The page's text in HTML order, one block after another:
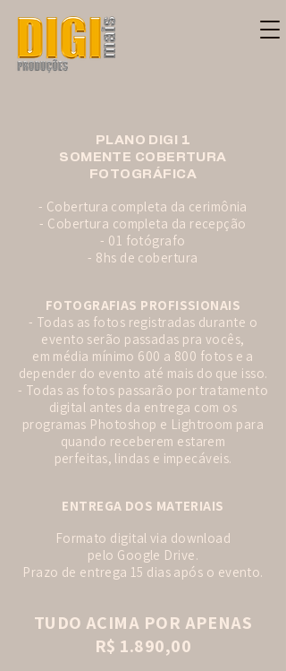
PLANO DIGI 1
SOMENTE COBERTURA
FOTOGRÁFICA
- Cobertura completa da cerimônia
- Cobertura completa da recepção
- 01 fotógrafo
- 8hs de cobertura
FOTOGRAFIAS PROFISSIONAIS
- Todas as fotos registradas durante o
evento serão passadas pra vocês,
em média mínimo 600 a 800 fotos e a
depender do evento até mais do que isso.
- Todas as fotos passarão por tratamento
digital antes da entrega com os
programas Photoshop e Lightroom para
quando receberem estarem
perfeitas, lindas e impecáveis.
ENTREGA DOS MATERIAIS
Formato digital via download
pelo Google Drive.
Prazo de entrega 15 dias após o evento.
TUDO ACIMA POR APENAS
R$ 1.890,00